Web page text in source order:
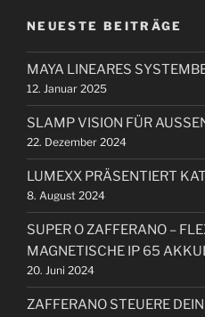
i
o
n
r
a
g
e
n
n
a
c
h
:
NEUESTE BEITRÄGE
MAYA LINEARES
12. Januar 2025
SLAMP VISION FÜR
22. Dezember 2024
LUMEXX PRÄSENTIERT
8. August 2024
SUPER O ZAFFERANO –
MAGNETISCHE IP 65
20. Juni 2024
ZAFFERANO STEUERE